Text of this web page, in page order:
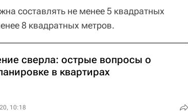
составлять не менее 5 квадратных
8 квадратных метров.
сверла: острые вопросы о
в квартирах
10:18